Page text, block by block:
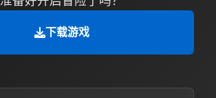
下载游戏